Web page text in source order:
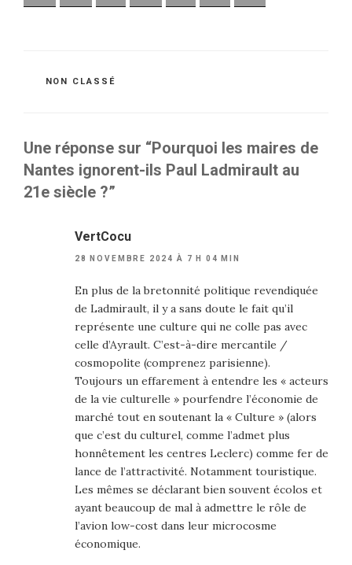
CATÉGORIES
NON CLASSÉ
Une réponse sur “Pourquoi les maires de
Nantes ignorent-ils Paul Ladmirault au
21e siècle ?”
VertCocu
28 NOVEMBRE 2024 À 7 H 04 MIN
En plus de la bretonnité politique revendiquée
de Ladmirault, il y a sans doute le fait qu’il
représente une culture qui ne colle pas avec
celle d’Ayrault. C’est-à-dire mercantile /
cosmopolite (comprenez parisienne).
Toujours un effarement à entendre les « acteurs
de la vie culturelle » pourfendre l’économie de
marché tout en soutenant la « Culture » (alors
que c’est du culturel, comme l’admet plus
honnêtement les centres Leclerc) comme fer de
lance de l’attractivité. Notamment touristique.
Les mêmes se déclarant bien souvent écolos et
ayant beaucoup de mal à admettre le rôle de
l’avion low-cost dans leur microcosme
économique.